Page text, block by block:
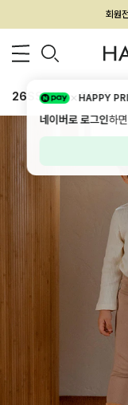
26SS 신상 BEST
HAPPY
네이버로 로그인하